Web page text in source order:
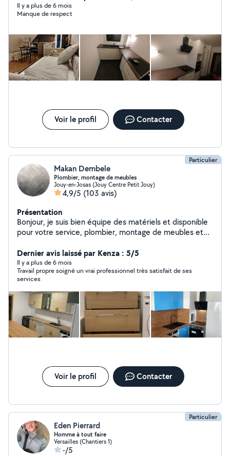
Il y a plus de 6 mois
Manque de respect
Voir le profil Contacter
Particulier
Makan Dembele
Plombier, montage de meubles
Jouy-en-Josas (Jouy Centre Petit Jouy)
4,9/5 (103 avis)
Présentation
Bonjour, je suis bien équipe des matériels et disponible
pour votre service, plombier, montage de meubles et
Dernier avis laissé par Kenza : 5/5
Il y a plus de 6 mois
Travail propre soigné un vrai professionnel très satisfait de ses
services
Voir le profil Contacter
Particulier
Eden Pierrard
Homme à tout faire
Versailles (Chantiers 1)
-/5